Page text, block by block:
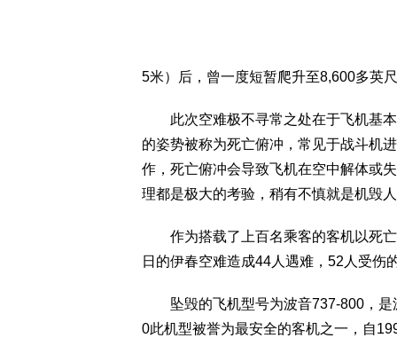
5米）后，曾一度短暂爬升至8,600多英
此次空难极不寻常之处在于飞机基本
的姿势被称为死亡俯冲，常见于战斗机
作，死亡俯冲会导致飞机在空中解体或
理都是极大的考验，稍有不慎就是机毁
作为搭载了上百名乘客的客机以死亡
日的伊春空难造成44人遇难，52人受伤
坠毁的飞机型号为波音737-800，是
0此机型被誉为最安全的客机之一，自